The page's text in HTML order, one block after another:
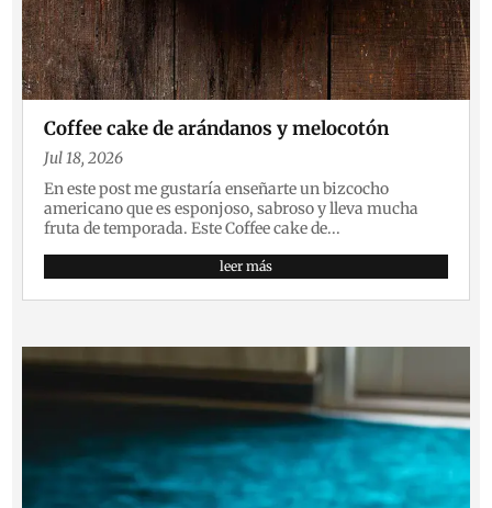
Coffee cake de arándanos y melocotón
Jul 18, 2026
En este post me gustaría enseñarte un bizcocho
americano que es esponjoso, sabroso y lleva mucha
fruta de temporada. Este Coffee cake de...
leer más